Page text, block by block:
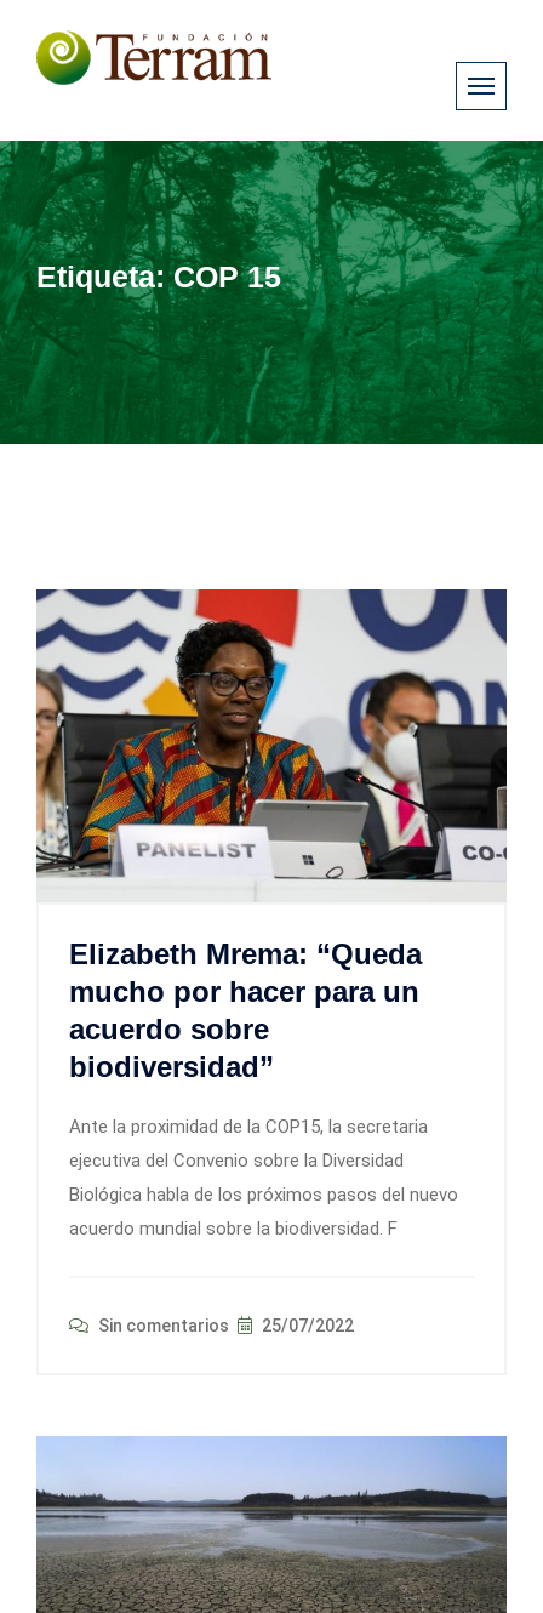
Etiqueta:COP 15
Elizabeth Mrema: “Queda
mucho por hacer para un
acuerdo sobre
biodiversidad”
Ante la proximidad de la COP15, la secretaria
ejecutiva del Convenio sobre la Diversidad
Biológica habla de los próximos pasos del nuevo
acuerdo mundial sobre la biodiversidad. F
Sin comentarios 25/07/2022